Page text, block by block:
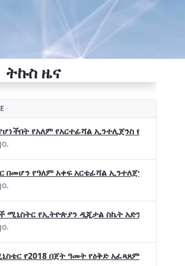
ትኩስ ዜና
የአለም የአርተፊሻል ኢንተሊጀንስ የትብብር
በመሆን የዓለም አቀፍ አርቴፊሻል ኢንተለጀንስ ትብብር
ሚኒስትር የኢትዮጵያን ዲጂታል ስኬት አድንቀዋል
የ2018 በጀት ዓመት የዕቅድ አፈጻጸምና የቀጣይ